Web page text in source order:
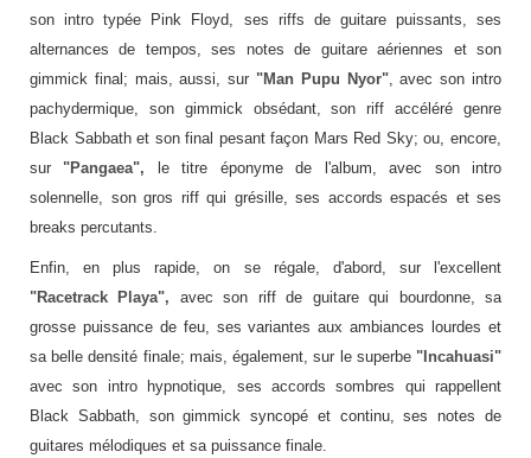
son intro typée Pink Floyd, ses riffs de guitare puissants, ses
alternances de tempos, ses notes de guitare aériennes et son
gimmick final; mais, aussi, sur "Man Pupu Nyor", avec son intro
pachydermique, son gimmick obsédant, son riff accéléré genre
Black Sabbath et son final pesant façon Mars Red Sky; ou, encore,
sur "Pangaea", le titre éponyme de l'album, avec son intro
solennelle, son gros riff qui grésille, ses accords espacés et ses
breaks percutants.
Enfin, en plus rapide, on se régale, d'abord, sur l'excellent
"Racetrack Playa", avec son riff de guitare qui bourdonne, sa
grosse puissance de feu, ses variantes aux ambiances lourdes et
sa belle densité finale; mais, également, sur le superbe"Incahuasi"
avec son intro hypnotique, ses accords sombres qui rappellent
Black Sabbath, son gimmick syncopé et continu, ses notes de
guitares mélodiques et sa puissance finale.